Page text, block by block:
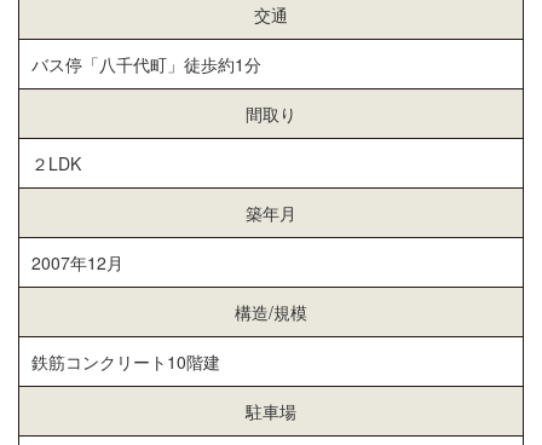
交通
バス停「八千代町」徒歩約1分
間取り
２LDK
築年月
2007年12月
構造/規模
鉄筋コンクリート10階建
駐車場